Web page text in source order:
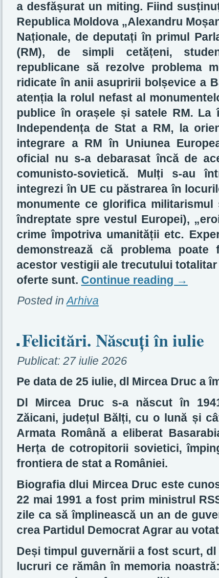
a desfășurat un miting. Fiind
Republica Moldova „Alexandru
Naționale, de deputați în primul
(RM), de simpli cetățeni,
republicane să rezolve problema
ridicate în anii asupririi bolșevice a
atenția la rolul nefast al
publice în orașele și satele RM.
Independența de Stat a RM, la
integrare a RM în Uniunea
oficial nu s-a debarasat încă de
comunisto-sovietică. Mulți s-au
integrezi în UE cu păstrarea în
monumente ce glorifica
îndreptate spre vestul Europei),
crime împotriva umanității etc.
demonstrează că problema
acestor vestigii ale trecutului
oferte sunt. Continue reading →
Posted in Arhiva
Felicitări. Născuți în iulie
Publicat: 27 iulie 2026
Pe data de 25 iulie, dl Mircea Druc a
Dl Mircea Druc s-a născut în
Zăicani, județul Bălți, cu o lună și
Armata Română a eliberat
Herța de cotropitorii sovietici,
frontiera de stat a României.
Biografia dlui Mircea Druc este
22 mai 1991 a fost prim ministrul
zile ca să împlinească un an de
crea Partidul Democrat Agrar au
Deși timpul guvernării a fost scurt,
lucruri ce rămân în memoria